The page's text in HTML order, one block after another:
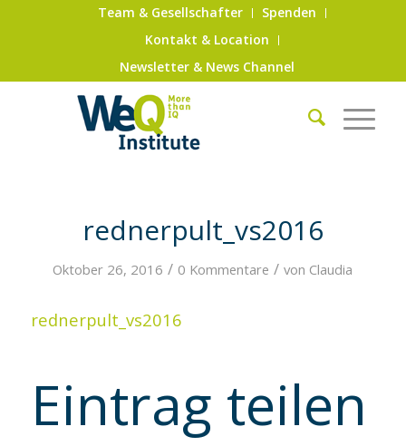
Team & Gesellschafter
Spenden
Kontakt & Location
Newsletter & News Channel
rednerpult_vs2016
Oktober 26, 2016 / 0 Kommentare / von Claudia
rednerpult_vs2016
Eintrag teilen